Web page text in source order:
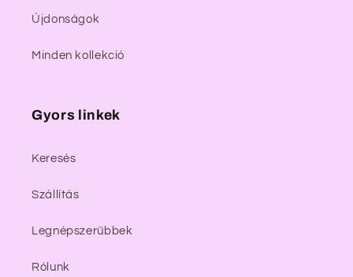
Újdonságok
Minden kollekció
Gyors linkek
Keresés
Szállítás
Legnépszerűbbek
Rólunk